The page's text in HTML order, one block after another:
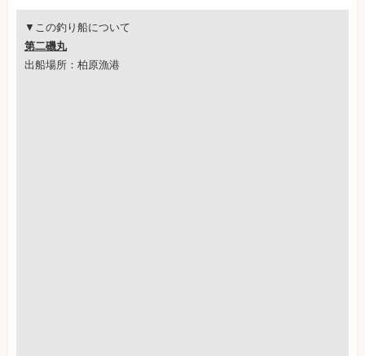
▼この釣り船について
第二磯丸
出船場所：柏原漁港